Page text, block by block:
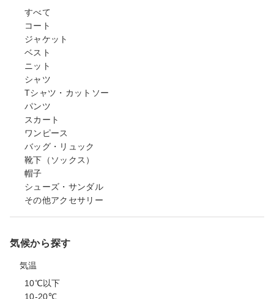
すべて
コート
ジャケット
ベスト
ニット
シャツ
Tシャツ・カットソー
パンツ
スカート
ワンピース
バッグ・リュック
靴下（ソックス）
帽子
シューズ・サンダル
その他アクセサリー
気候から探す
気温
10℃以下
10-20℃